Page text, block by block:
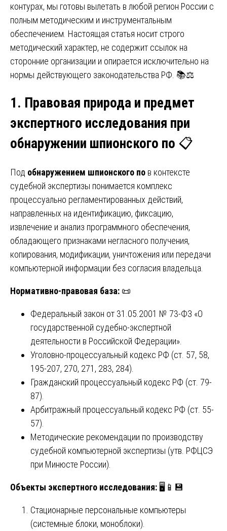
контурах, мы готовы вылетать в любой регион России с
полным методическим и инструментальным
обеспечением. Настоящая статья носит строго
методический характер, не содержит ссылок на
сторонние организации и опирается исключительно на
нормы действующего законодательства РФ. 📚⚖️
1. Правовая природа и предмет
экспертного исследования при
обнаружении шпионского по 📋
Под обнаружением шпионского по в контексте
судебной экспертизы понимается комплекс
процессуально регламентированных действий,
направленных на идентификацию, фиксацию,
извлечение и анализ программного обеспечения,
обладающего признаками негласного получения,
копирования, модификации, уничтожения или передачи
компьютерной информации без согласия владельца.
Нормативно-правовая база: 📜
Федеральный закон от 31.05.2001 № 73-ФЗ «О
государственной судебно-экспертной
деятельности в Российской Федерации».
Уголовно-процессуальный кодекс РФ (ст. 57, 58,
195-207, 270, 271, 283, 284).
Гражданский процессуальный кодекс РФ (ст. 79-
87).
Арбитражный процессуальный кодекс РФ (ст. 55-
57).
Методические рекомендации по производству
судебной компьютерной экспертизы (утв. РФЦСЭ
при Минюсте России).
Объекты экспертного исследования: 🖥️📱💾
Стационарные персональные компьютеры
(системные блоки, моноблоки).